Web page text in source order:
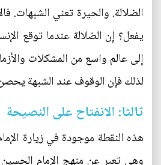
الضلالة. والحيرة تعني الشبهات.
يفعل؟ إن الضلالة عندما توقع
إلى عالم واسع من المشكلات
لذلك فإن الوقوف عند الشبهة يحصن
ثالثا: الانفتاح على النصيحة
هذه النقطة موجودة في زيارة